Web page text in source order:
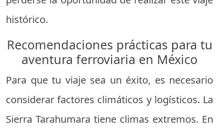
histórico.
Recomendaciones prácticas para tu
aventura ferroviaria en México
Para que tu viaje sea un éxito, es necesario
considerar factores climáticos y logísticos. La
Sierra Tarahumara tiene climas extremos. En